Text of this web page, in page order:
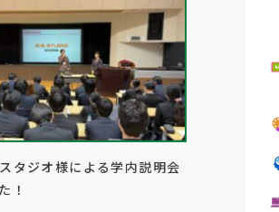
タジオ様による学内説明会
！